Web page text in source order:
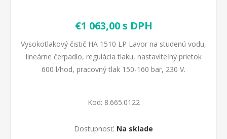
€1 063,00 s DPH
Vysokotlakový čistič HA 1510 LP Lavor na studenú vodu,
lineárne čerpadlo, regulácia tlaku, nastaviteľný prietok
600 l/hod, pracovný tlak 150-160 bar, 230 V.
Kod: 8.665.0122
Dostupnosť: Na sklade